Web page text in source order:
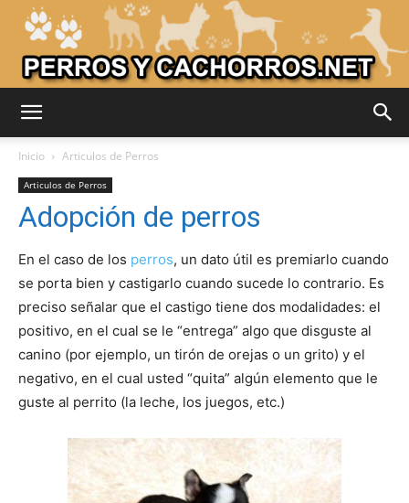
Perros
–
Razas
de
Inicio Articulos de Perros
Articulos de Perros
Adopción de perros
En el caso de los perros, un dato útil es premiarlo cuando
se porta bien y castigarlo cuando sucede lo contrario. Es
preciso señalar que el castigo tiene dos modalidades: el
positivo, en el cual se le “entrega” algo que disguste al
canino (por ejemplo, un tirón de orejas o un grito) y el
negativo, en el cual usted “quita” algún elemento que le
guste al perrito (la leche, los juegos, etc.)